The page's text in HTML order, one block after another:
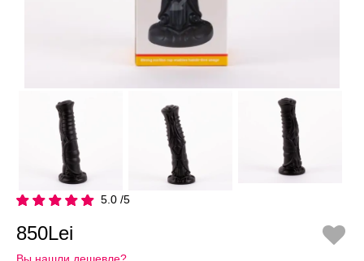
5.0 /5
850Lei